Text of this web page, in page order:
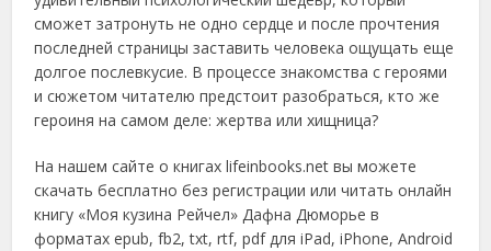
сможет затронуть не одно сердце и после прочтения
последней страницы заставить человека ощущать еще
долгое послевкусие. В процессе знакомства с героями
и сюжетом читателю предстоит разобраться, кто же
героиня на самом деле: жертва или хищница?
На нашем сайте о книгах lifeinbooks.net вы можете
скачать бесплатно без регистрации или читать онлайн
книгу «Моя кузина Рейчел» Дафна Дюморье в
форматах epub, fb2, txt, rtf, pdf для iPad, iPhone, Android